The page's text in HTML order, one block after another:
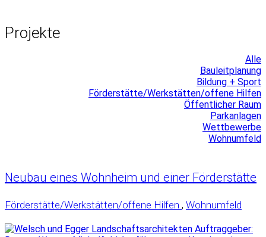
Projekte
Alle
Bauleitplanung
Bildung + Sport
Förderstätte/Werkstätten/offene Hilfen
Öffentlicher Raum
Parkanlagen
Wettbewerbe
Wohnumfeld
Neubau eines Wohnheim und einer Förderstätte
Förderstätte/Werkstätten/offene Hilfen , Wohnumfeld